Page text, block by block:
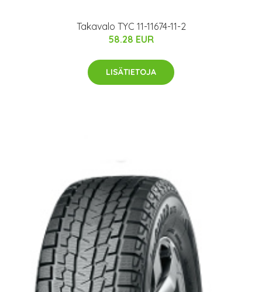
Takavalo TYC 11-11674-11-2
58.28 EUR
LISÄTIETOJA